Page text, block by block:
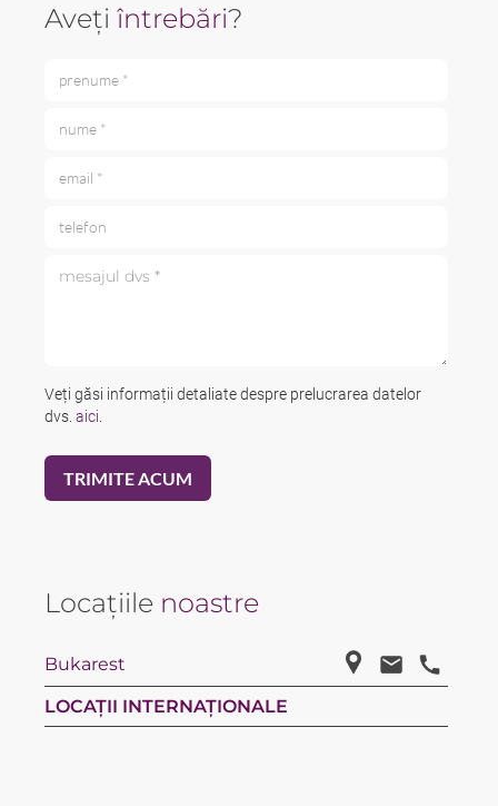
Aveți întrebări?
Veți găsi informații detaliate despre prelucrarea datelor
dvs. aici
Locațiile noastre
Bukarest
LOCAȚII INTERNAȚIONALE